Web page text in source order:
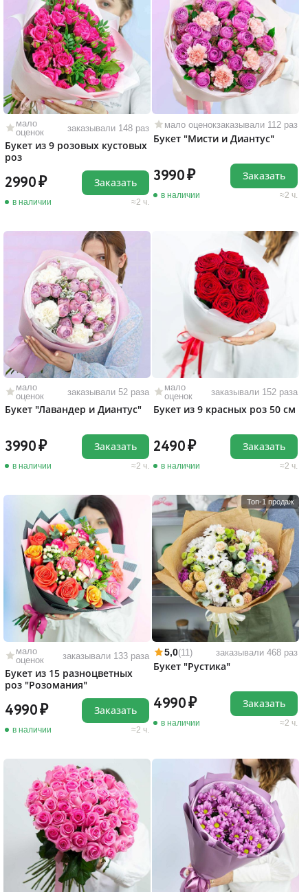
мало
оценок
заказывали 148 раз
Букет из 9 розовых кустовых
роз
2990
в наличии 2 ч.
Заказать
мало оценокзаказывали 112 раз
Букет "Мисти и Диантус"
3990
в наличии 2 ч.
Заказать
мало
оценок
заказывали 52 раза
Букет "Лавандер и Диантус"
3990
в наличии 2 ч.
Заказать
мало
оценок
заказывали 152 раза
Букет из 9 красных роз 50 см
2490
в наличии 2 ч.
Заказать
мало
оценок
заказывали 133 раза
Букет из 15 разноцветных
роз "Розомания"
4990
в наличии 2 ч.
Заказать
Топ-1 продаж
5,0(11) заказывали 468 раз
Букет "Рустика"
4990
в наличии 2 ч.
Заказать